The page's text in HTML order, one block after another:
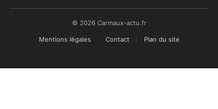
© 2026 Carmaux-actu.fr
Mentions légales Contact Plan du site